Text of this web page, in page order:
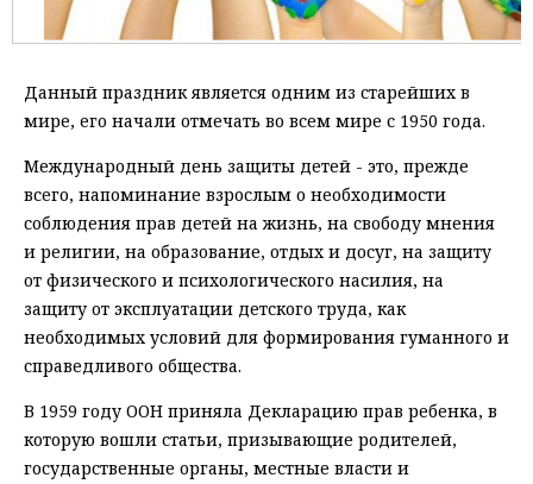
Данный праздник является одним из старейших в
мире, его начали отмечать во всем мире с 1950 года.
Международный день защиты детей - это, прежде
всего, напоминание взрослым о необходимости
соблюдения прав детей на жизнь, на свободу мнения
и религии, на образование, отдых и досуг, на защиту
от физического и психологического насилия, на
защиту от эксплуатации детского труда, как
необходимых условий для формирования гуманного и
справедливого общества.
В 1959 году ООН приняла Декларацию прав ребенка, в
которую вошли статьи, призывающие родителей,
государственные органы, местные власти и